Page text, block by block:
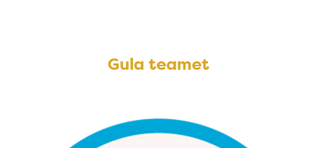
Gula teametGula teamet